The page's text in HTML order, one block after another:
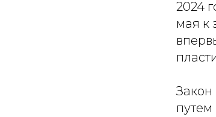
2024
мая к
Закон
путем